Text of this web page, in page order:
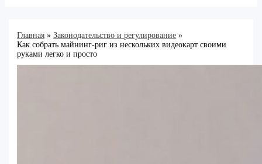
Главная
Законодательство и регулирование
Как собрать майнинг-риг из нескольких видеокарт своими
руками легко и просто